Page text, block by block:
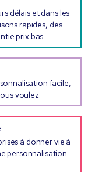
délais et dans les
rapides, des
prix bas.
facile,
voulez.
à donner vie à
personnalisation